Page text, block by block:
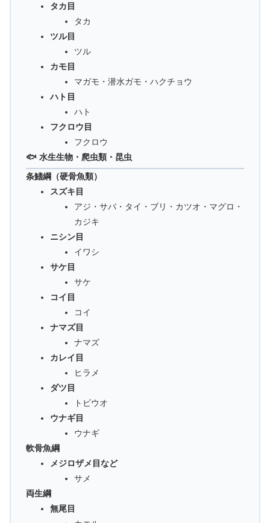
タカ目
タカ
ツル目
ツル
カモ目
マガモ・潜水ガモ・ハクチョウ
ハト目
ハト
フクロウ目
フクロウ
🐟 水生生物・爬虫類・昆虫
条鰭綱（硬骨魚類）
スズキ目
アジ・サバ・タイ・ブリ・カツオ・マグロ・
カジキ
ニシン目
イワシ
サケ目
サケ
コイ目
コイ
ナマズ目
ナマズ
カレイ目
ヒラメ
ダツ目
トビウオ
ウナギ目
ウナギ
軟骨魚綱
メジロザメ目など
サメ
両生綱
無尾目